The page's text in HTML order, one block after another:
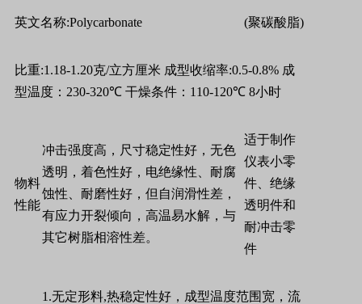
英文名称:Polycarbonate (聚碳酸脂)
比重:1.18-1.20克/立方厘米 成型收缩率:0.5-0.8% 成
型温度： 230-320℃ 干燥条件： 110-120℃ 8小时
物料
性能
冲击强度高，尺寸稳定性好，无色
透明，着色性好，电绝缘性、耐腐
蚀性、耐磨性好，但自润滑性差，
有应力开裂倾向，高温易水解，与
其它树脂相溶性差。
适于制作
仪表小零
件、绝缘
透明件和
耐冲击零
件
1.无定形料,热稳定性好，成型温度范围宽，流